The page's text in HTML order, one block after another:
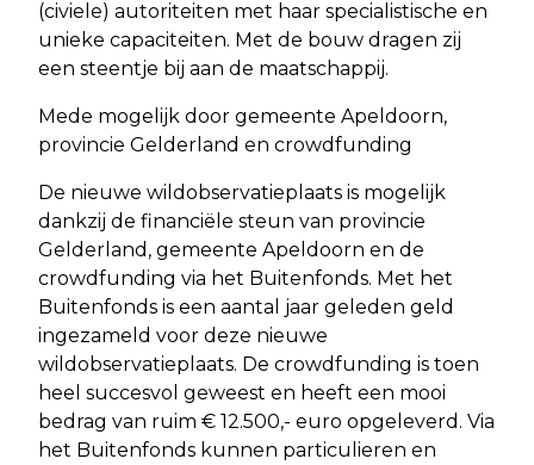
(civiele) autoriteiten met haar specialistische en
unieke capaciteiten. Met de bouw dragen zij
een steentje bij aan de maatschappij.
Mede mogelijk door gemeente Apeldoorn,
provincie Gelderland en crowdfunding
De nieuwe wildobservatieplaats is mogelijk
dankzij de financiële steun van provincie
Gelderland, gemeente Apeldoorn en de
crowdfunding via het Buitenfonds. Met het
Buitenfonds is een aantal jaar geleden geld
ingezameld voor deze nieuwe
wildobservatieplaats. De crowdfunding is toen
heel succesvol geweest en heeft een mooi
bedrag van ruim € 12.500,- euro opgeleverd. Via
het Buitenfonds kunnen particulieren en